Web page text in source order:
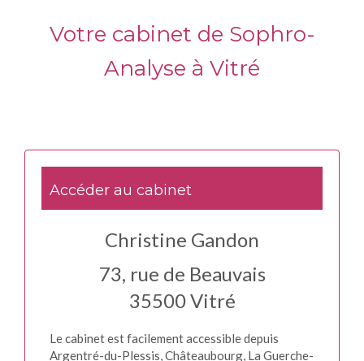
Votre cabinet de Sophro-
Analyse à Vitré
Accéder au cabinet
Christine Gandon
73, rue de Beauvais
35500Vitré
Le cabinet est facilement accessible depuis
Argentré-du-Plessis, Châteaubourg, La Guerche-